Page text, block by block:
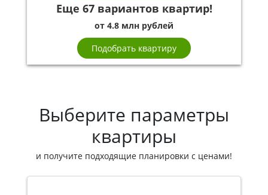
Еще 67 вариантов квартир!
от 4.8 млн рублей
Подобрать квартиру
Выберите параметры
квартиры
и получите подходящие планировки с ценами!